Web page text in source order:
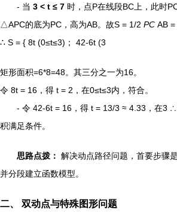
- 当 3 < t ≤ 7 时，点P在线段BC上，此时
△APC的底为PC，高为AB。故S = 1/2 PC AB =
∴ S = { 8t (0≤t≤3)； 42-6t (3
矩形面积=6*8=48。其三分之一为16。
令 8t = 16，得 t = 2，在0≤t≤3内，符合。
- 令 42-6t = 16，得 t = 13/3 ≈ 4.33，在3 ∴
积满足条件。
思路点拨： 解决动点路径问题，首要步骤是
并分段建立函数模型。
二、 双动点与特殊图形问题